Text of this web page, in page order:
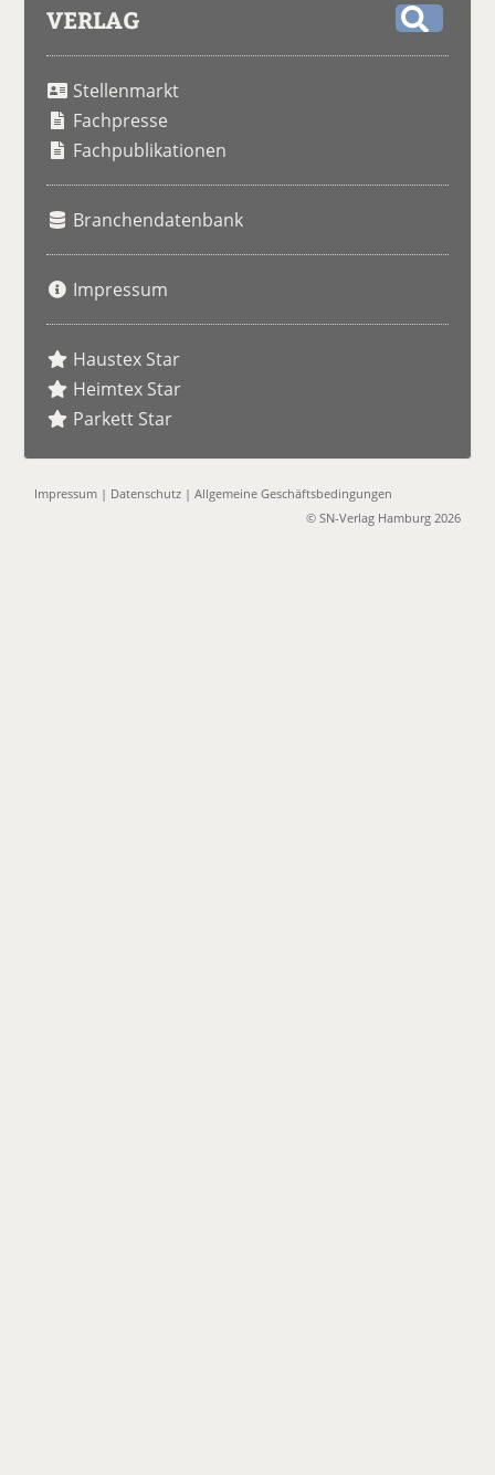
VERLAG
Stellenmarkt
Fachpresse
Fachpublikationen
Branchendatenbank
Impressum
Haustex Star
Heimtex Star
Parkett Star
Impressum | Datenschutz |Allgemeine Geschäftsbedingungen
© SN-Verlag Hamburg 2026